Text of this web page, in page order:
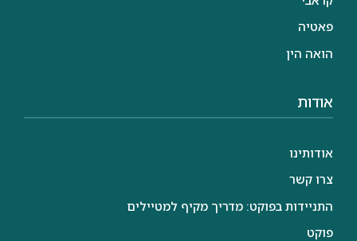
פאטיה
הואה הין
אודות
אודותינו
צרו קשר
התניידות בפוקט: מדריך מקיף למטיילים
פוקט